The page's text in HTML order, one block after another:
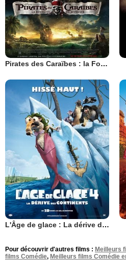
Pirates des Caraïbes : la Fontaine de Jouvence
L'Âge de glace : La dérive des continents
Pour découvrir d'autres films : Meilleurs
films Comédie, Meilleurs films Comédie